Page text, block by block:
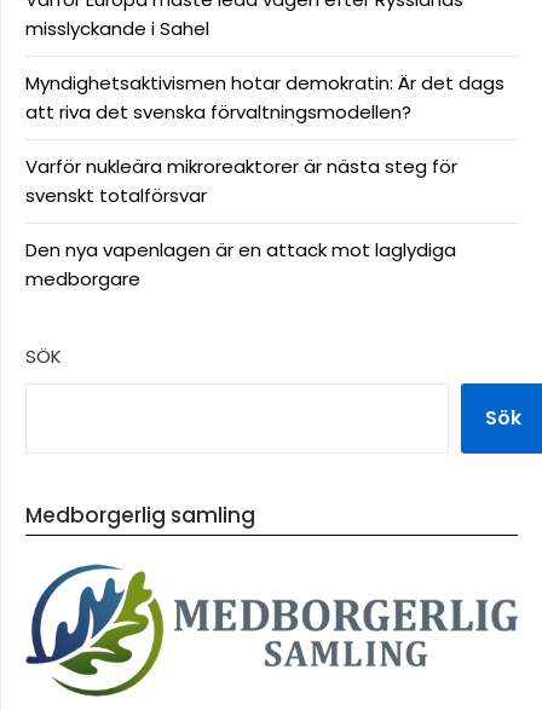
misslyckande i Sahel
Myndighetsaktivismen hotar demokratin: Är det dags
att riva det svenska förvaltningsmodellen?
Varför nukleära mikroreaktorer är nästa steg för
svenskt totalförsvar
Den nya vapenlagen är en attack mot laglydiga
medborgare
SÖK
Sök
Medborgerlig samling